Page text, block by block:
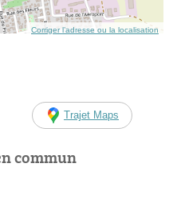
Corriger l’adresse ou la localisation
Trajet Maps
commun